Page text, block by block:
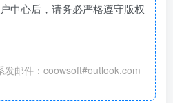
中心后，请务必严格遵守版权
发邮件：coowsoft#outlook.com